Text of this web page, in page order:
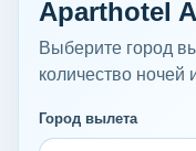
Aparthotel
Выберите город
количество ночей
Город вылета